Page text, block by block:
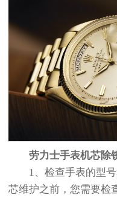
劳力士手表机芯除锈
1、检查手表的型号
芯维护之前，您需要检